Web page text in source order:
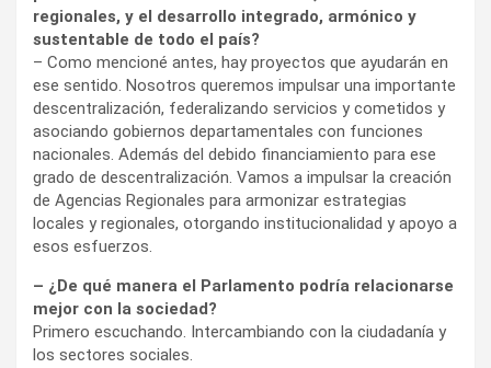
regionales, y el desarrollo integrado, armónico y
sustentable de todo el país?
– Como mencioné antes, hay proyectos que ayudarán en
ese sentido. Nosotros queremos impulsar una importante
descentralización, federalizando servicios y cometidos y
asociando gobiernos departamentales con funciones
nacionales. Además del debido financiamiento para ese
grado de descentralización. Vamos a impulsar la creación
de Agencias Regionales para armonizar estrategias
locales y regionales, otorgando institucionalidad y apoyo a
esos esfuerzos.
– ¿De qué manera el Parlamento podría relacionarse
mejor con la sociedad?
Primero escuchando. Intercambiando con la ciudadanía y
los sectores sociales.